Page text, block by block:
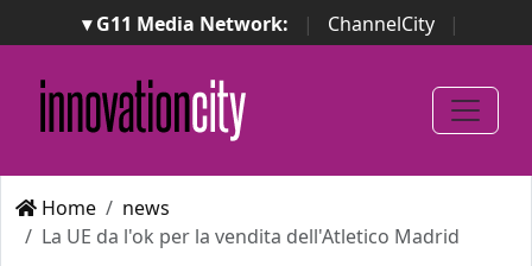
▾ G11 Media Network: | ChannelCity
|
ImpresaCity | SecurityOpenLab | Italian Channel
Awards
Italian Project Awards
Italian Security
Awards
Home
news
La UE da l'ok per la vendita dell'Atletico Madrid